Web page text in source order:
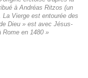
à Andréas Ritzos (un
Vierge est entourée des
Dieu » est avec Jésus-
Rome en 1480 »